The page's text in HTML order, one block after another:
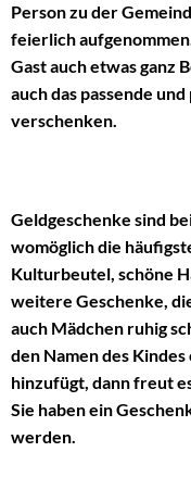
Person zu der
feierlich
Gast auch etwas ganz
auch das passende
verschenken.
Geldgeschenke sind
womöglich die
Kulturbeutel, schöne
weitere Geschenke,
auch Mädchen ruhig
den Namen des
hinzufügt, dann freut
Sie haben ein
werden.